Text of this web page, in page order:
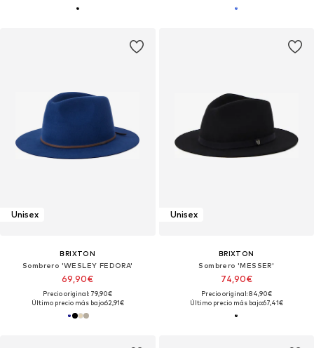
Unisex
BRIXTON
Sombrero 'WESLEY FEDORA'
69,90€
Precio original: 79,90€
Último precio más bajo:62,91€
Unisex
BRIXTON
Sombrero 'MESSER'
74,90€
Precio original: 84,90€
Último precio más bajo:67,41€